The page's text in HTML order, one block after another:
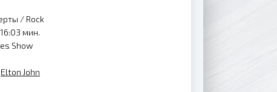
/ Rock
мин.
Show
Elton John